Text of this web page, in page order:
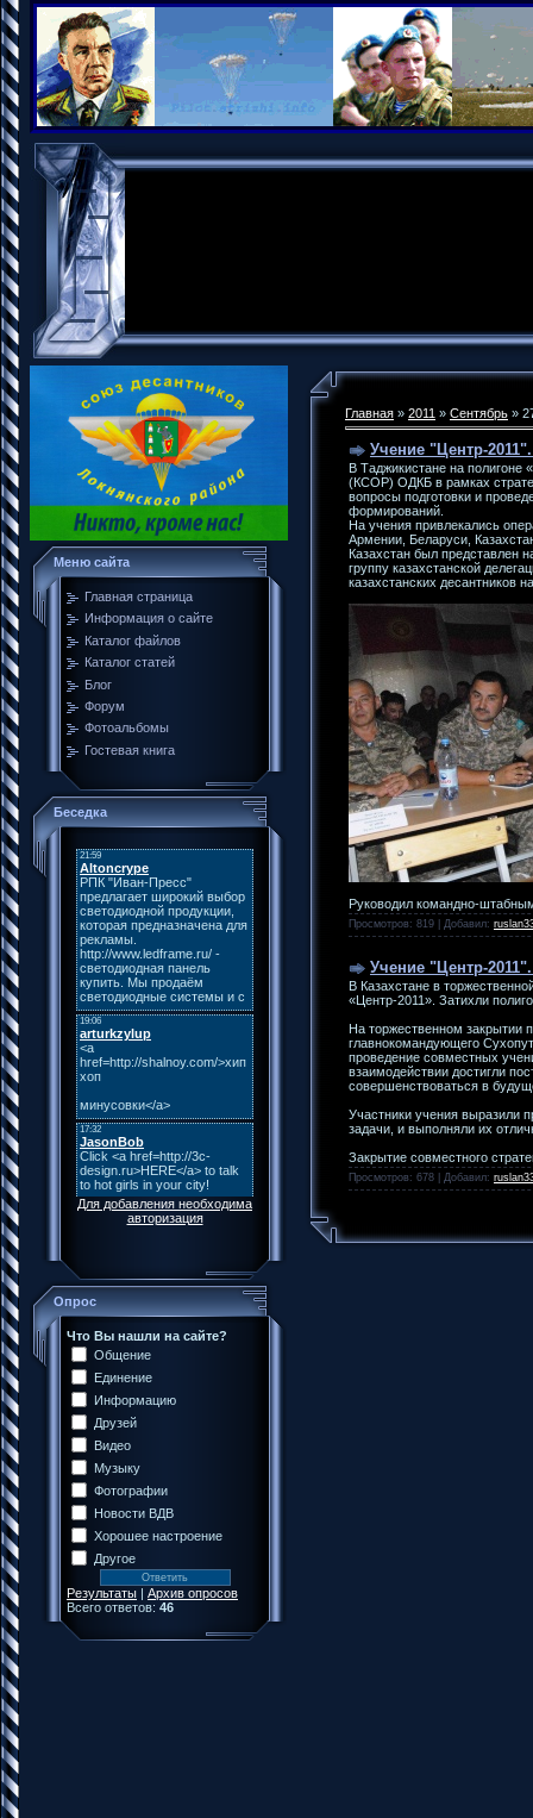
Меню сайта
Главная страница
Информация о сайте
Каталог файлов
Каталог статей
Блог
Форум
Фотоальбомы
Гостевая книга
Беседка
Для добавления необходима
авторизация
Опрос
Что Вы нашли на сайте?
Общение
Единение
Информацию
Друзей
Видео
Музыку
Фотографии
Новости ВДВ
Хорошее настроение
Другое
Результаты | Архив опросов
Всего ответов: 46
Главная » 2011 » Сентябрь »
Учение "Центр-
В Таджикистане на полигоне
(КСОР) ОДКБ в рамках
вопросы подготовки и
формирований.
На учения привлекались
Армении, Беларуси,
Казахстан был представлен
группу казахстанской
казахстанских десантников
Руководил командно-
Просмотров: 819 | Добавил:
Учение "Центр-
В Казахстане в
«Центр-2011». Затихли
На торжественном закрытии
главнокомандующего
проведение совместных
взаимодействии достигли
совершенствоваться в
Участники учения выразили
задачи, и выполняли их
Закрытие совместного
Просмотров: 678 | Добавил: